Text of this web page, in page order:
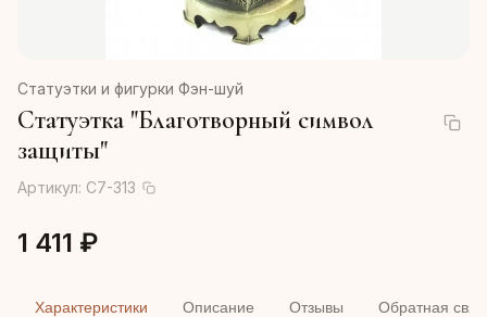
Статуэтки и фигурки Фэн-шуй
Статуэтка "Благотворный символ
защиты"
Артикул: С7-313
1 411 ₽
Характеристики Описание Отзывы Обратная